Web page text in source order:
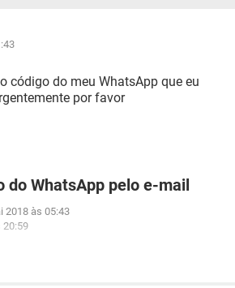
código do meu WhatsApp que eu
por favor
do WhatsApp pelo e-mail
2018 às 05:43
20:59